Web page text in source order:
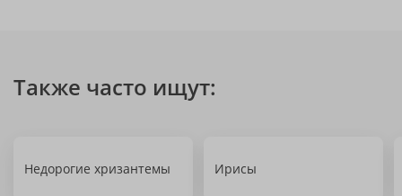
Также часто ищут:
Недорогие хризантемы Ирисы